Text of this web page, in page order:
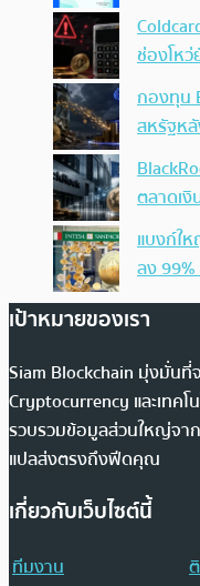
ช่องโหว่
กองทุน
สหรัฐห
ตลาดเ
แบงก์ใ
ลง
เป้าหมายของเรา
Siam Blockchain มุ่งมั่นที่
Cryptocurrency และเทคโ
รวบรวมข้อมูลส่วนใหญ่จาก
แปลส่งตรงถึงฟีดคุณ
เกี่ยวกับเว็บไซต์นี้
ทีมงาน